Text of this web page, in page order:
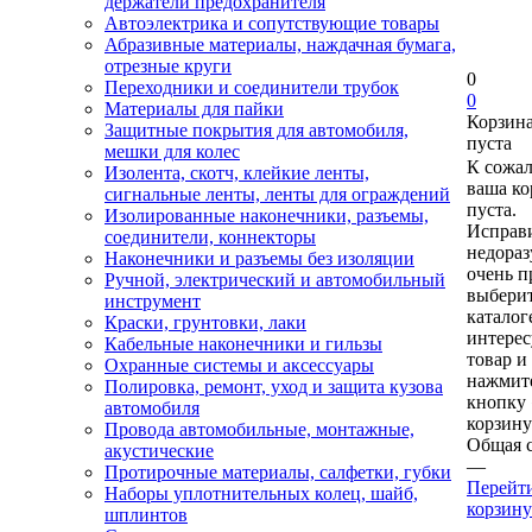
Автоэлектрика и сопутствующие товары
Абразивные материалы, наждачная бумага,
отрезные круги
Переходники и соединители трубок
Материалы для пайки
Защитные покрытия для автомобиля,
мешки для колес
Изолента, скотч, клейкие ленты,
сигнальные ленты, ленты для ограждений
Изолированные наконечники, разъемы,
соединители, коннекторы
Наконечники и разъемы без изоляции
Ручной, электрический и автомобильный
инструмент
Краски, грунтовки, лаки
Кабельные наконечники и гильзы
Охранные системы и аксессуары
Полировка, ремонт, уход и защита кузова
автомобиля
Провода автомобильные, монтажные,
акустические
Протирочные материалы, салфетки, губки
Наборы уплотнительных колец, шайб,
шплинтов
0
0
пуста
К
ваша
пуста.
очень
товар и
кнопку
Общая
—
корзину